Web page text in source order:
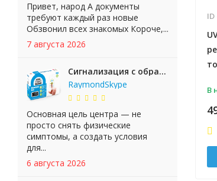
Привет, народ А документы
требуют каждый раз новые
Обзвонил всех знакомых Короче,...
7 августа 2026
Сигнализация с обратной связью StarLine E65 BT 2CAN+LIN
RaymondSkype
Основная цель центра — не
просто снять физические
симптомы, а создать условия
для...
6 августа 2026
ID
В